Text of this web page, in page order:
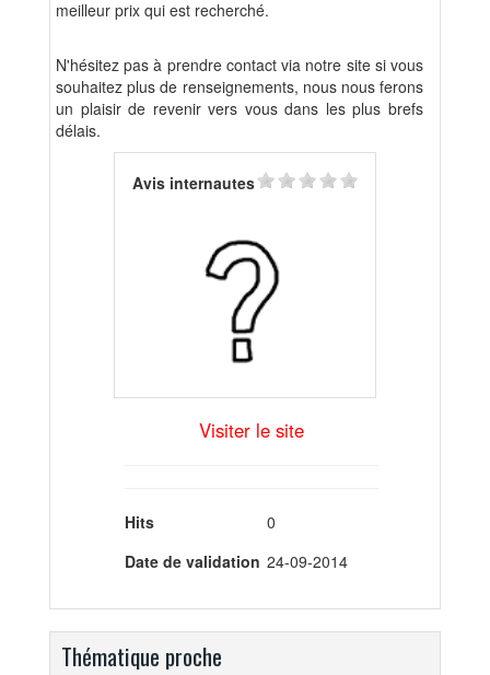
meilleur prix qui est recherché.
N'hésitez pas à prendre contact via notre site si vous
souhaitez plus de renseignements, nous nous ferons
un plaisir de revenir vers vous dans les plus brefs
délais.
Avis internautes
Visiter le site
Hits
0
Date de validation 24-09-2014
Thématique proche